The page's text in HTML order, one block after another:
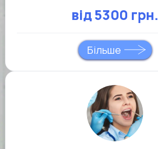
від 5300 грн.
Більше